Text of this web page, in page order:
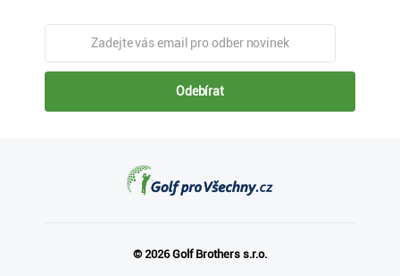
Odebírat
© 2026 Golf Brothers s.r.o.